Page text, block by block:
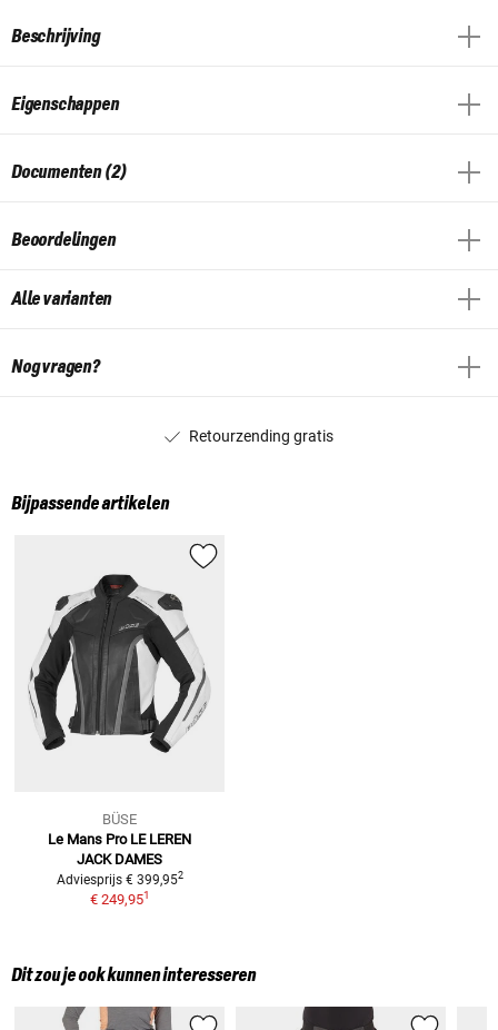
Beschrijving
Eigenschappen
Documenten (2)
Beoordelingen
Alle varianten
Nog vragen?
Retourzending gratis
Bijpassende artikelen
BÜSE
Le Mans Pro LE LEREN
JACK DAMES
Adviesprijs € 399,952
€ 249,951
Dit zou je ook kunnen interesseren